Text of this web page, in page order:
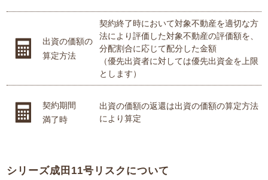
出資の価額の
算定方法
契約終了時において対象不動産を適切な方
法により評価した対象不動産の評価額を、
分配割合に応じて配分した金額
（優先出資者に対しては優先出資金を上限
とします）
契約期間
満了時
出資の価額の返還は出資の価額の算定方法
により算定
シリーズ成田11号リスクについて